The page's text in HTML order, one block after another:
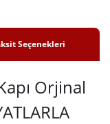
Seçenekleri
Orjinal